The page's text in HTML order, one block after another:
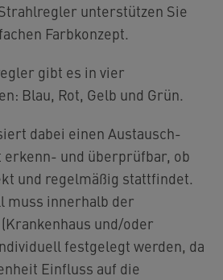
unterstützen Sie
Farbkonzept.
gibt es in vier
Blau, Rot, Gelb und Grün.
dabei einen Austausch-
und überprüfbar, ob
und regelmäßig stattfindet.
muss innerhalb der
und/oder
festgelegt werden, da
Einfluss auf die